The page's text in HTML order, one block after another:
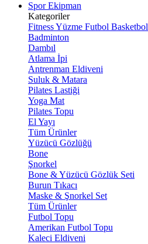
Spor Ekipman
Kategoriler
FitnessYüzme Futbol Basketbol
Badminton
Dambıl
Atlama İpi
Antrenman Eldiveni
Suluk & Matara
Pilates Lastiği
Yoga Mat
Pilates Topu
El Yayı
Tüm Ürünler
Yüzücü Gözlüğü
Bone
Şnorkel
Bone & Yüzücü Gözlük Seti
Burun Tıkacı
Maske & Şnorkel Set
Tüm Ürünler
Futbol Topu
Amerikan Futbol Topu
Kaleci Eldiveni